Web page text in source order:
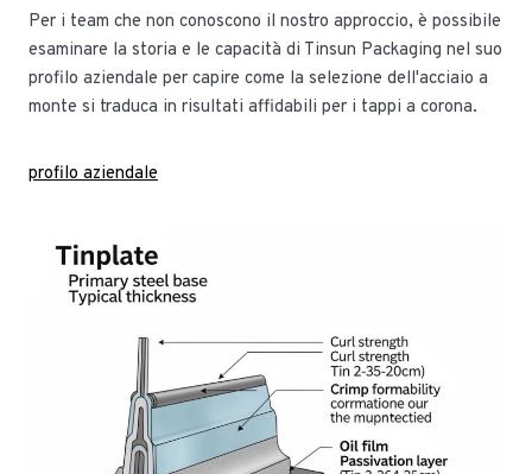
Per i team che non conoscono il nostro approccio, è possibile
esaminare la storia e le capacità di Tinsun Packaging nel suo
profilo aziendale per capire come la selezione dell'acciaio a
monte si traduca in risultati affidabili per i tappi a corona.
profilo aziendale